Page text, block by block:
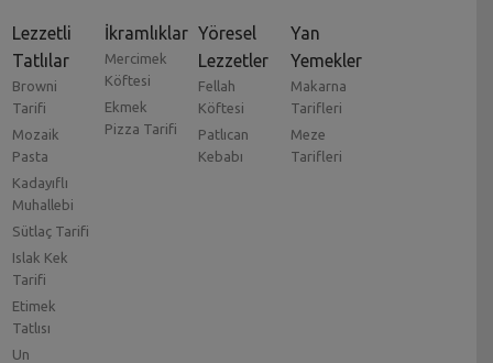
Lezzetli
Tatlılar
Browni
Tarifi
Mozaik
Pasta
Kadayıflı
Muhallebi
Sütlaç Tarifi
Islak Kek
Tarifi
Etimek
Tatlısı
Un
İkramlıklar
Mercimek
Köftesi
Ekmek
Pizza Tarifi
Yöresel
Lezzetler
Fellah
Köftesi
Patlıcan
Kebabı
Yan
Yemekler
Makarna
Tarifleri
Meze
Tarifleri